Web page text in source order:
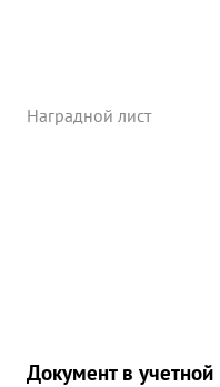
Наградной лист
Документ в учетной